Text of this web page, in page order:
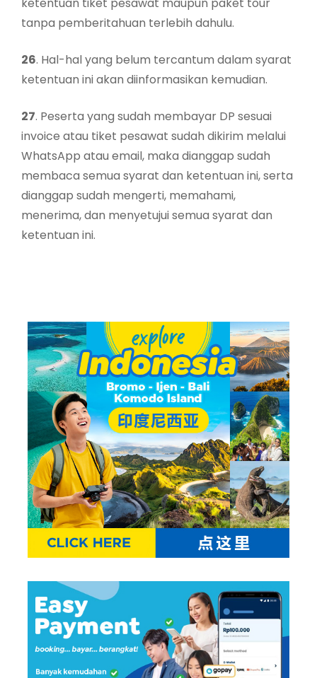
tanpa pemberitahuan terlebih dahulu.
26. Hal-hal yang belum tercantum dalam syarat
ketentuan ini akan diinformasikan kemudian.
27. Peserta yang sudah membayar DP sesuai
invoice atau tiket pesawat sudah dikirim melalui
WhatsApp atau email, maka dianggap sudah
membaca semua syarat dan ketentuan ini, serta
dianggap sudah mengerti, memahami,
menerima, dan menyetujui semua syarat dan
ketentuan ini.